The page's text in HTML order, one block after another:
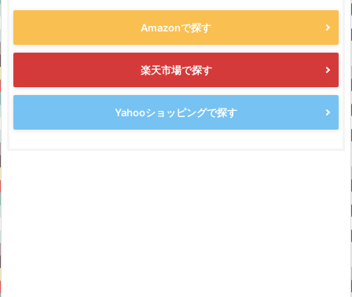
Amazonで探す
楽天市場で探す
Yahooショッピングで探す